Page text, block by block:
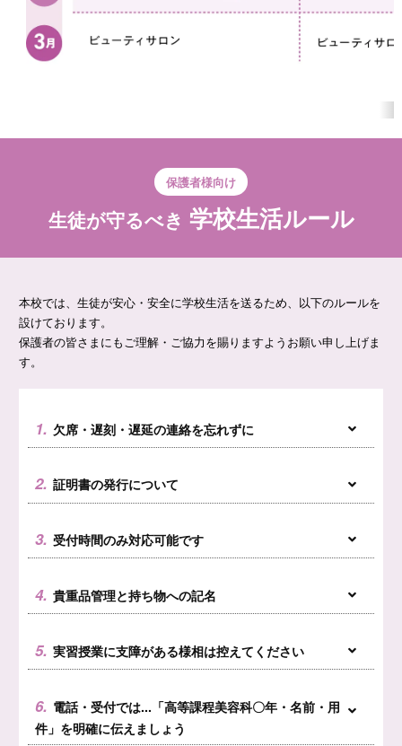
保護者様向け
生徒が守るべき 学校生活ルール
本校では、生徒が安心・安全に学校生活を送るため、以下のルールを
設けております。
保護者の皆さまにもご理解・ご協力を賜りますようお願い申し上げま
す。
1. 欠席・遅刻・遅延の連絡を忘れずに
2. 証明書の発行について
3. 受付時間のみ対応可能です
4. 貴重品管理と持ち物への記名
5. 実習授業に支障がある様相は控えてください
6. 電話・受付では...「高等課程美容科〇年・名前・用
件」を明確に伝えましょう